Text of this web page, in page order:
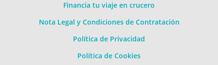
Financia tu viaje en crucero
Nota Legal y Condiciones de Contratación
Política de Privacidad
Política de Cookies